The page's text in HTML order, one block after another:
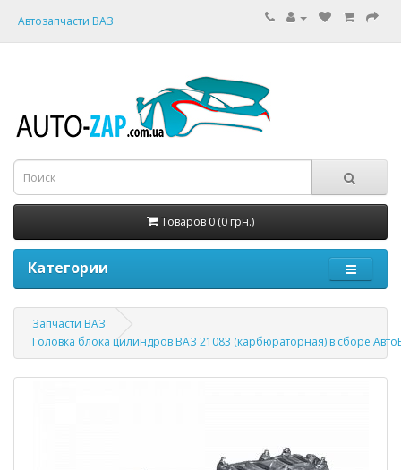
Автозапчасти ВАЗ
Товаров 0 (0 грн.)
Категории
Запчасти ВАЗ
Головка блока цилиндров ВАЗ 21083 (карбюраторная) в сборе